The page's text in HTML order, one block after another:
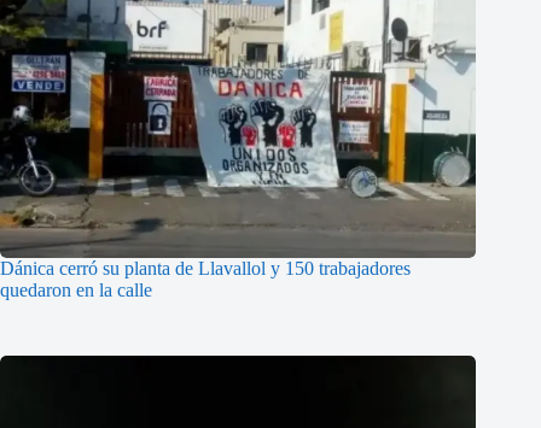
Dánica cerró su planta de Llavallol y 150 trabajadores
quedaron en la calle